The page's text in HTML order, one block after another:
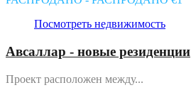
Посмотреть недвижимость
Авсаллар - новые резиденции
Проект расположен между...